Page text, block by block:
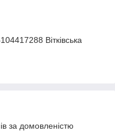
Вітківська
за домовленістю